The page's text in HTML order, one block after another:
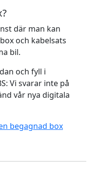
där man kan
och kabelsats
bil.
och fyll i
Vi svarar inte på
vår nya digitala
begagnad box